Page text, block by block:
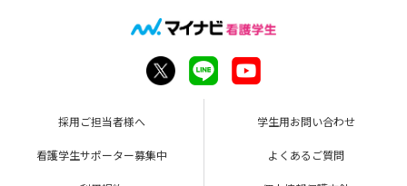
採用ご担当者様へ 学生用お問い合わせ
看護学生サポーター募集中 よくあるご質問